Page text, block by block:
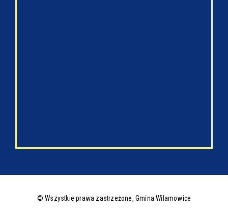
© Wszystkie prawa zastrzeżone, Gmina Wilamowice